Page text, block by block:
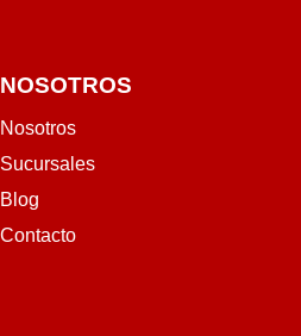
NOSOTROS
Nosotros
Sucursales
Blog
Contacto